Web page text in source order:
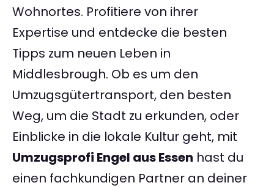
Wohnortes. Profitiere von ihrer
Expertise und entdecke die besten
Tipps zum neuen Leben in
Middlesbrough. Ob es um den
Umzugsgütertransport, den besten
Weg, um die Stadt zu erkunden, oder
Einblicke in die lokale Kultur geht, mit
Umzugsprofi Engel aus Essen hast du
einen fachkundigen Partner an deiner